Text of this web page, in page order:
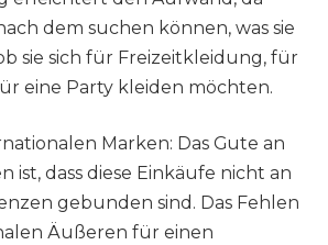
dem suchen können, was sie
sie sich für Freizeitkleidung, für
eine Party kleiden möchten.
Marken: Das Gute an
ist, dass diese Einkäufe nicht an
gebunden sind. Das Fehlen
Äußeren für einen